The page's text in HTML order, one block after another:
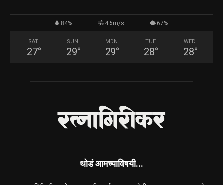
84% 4.5m/s 67%
SAT
27°
SUN
29°
MON
29°
TUE
28°
WED
28°
थोडं आमच्याविषयी...